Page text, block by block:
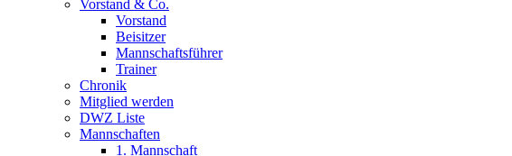
Vorstand & Co.
Vorstand
Beisitzer
Mannschaftsführer
Trainer
Chronik
Mitglied werden
DWZ Liste
Mannschaften
1. Mannschaft